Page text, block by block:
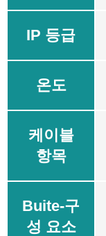
IP 등급
온도
케이블
항목
Buite-구
성 요소